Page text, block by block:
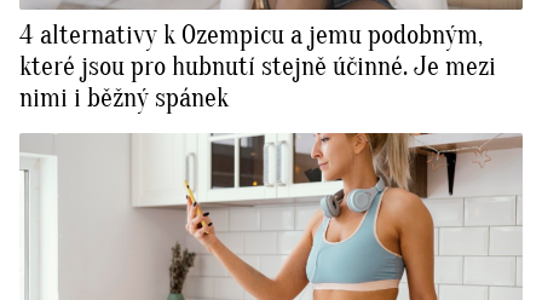
4 alternativy k Ozempicu a jemu podobným,
které jsou pro hubnutí stejně účinné. Je mezi
nimi i běžný spánek